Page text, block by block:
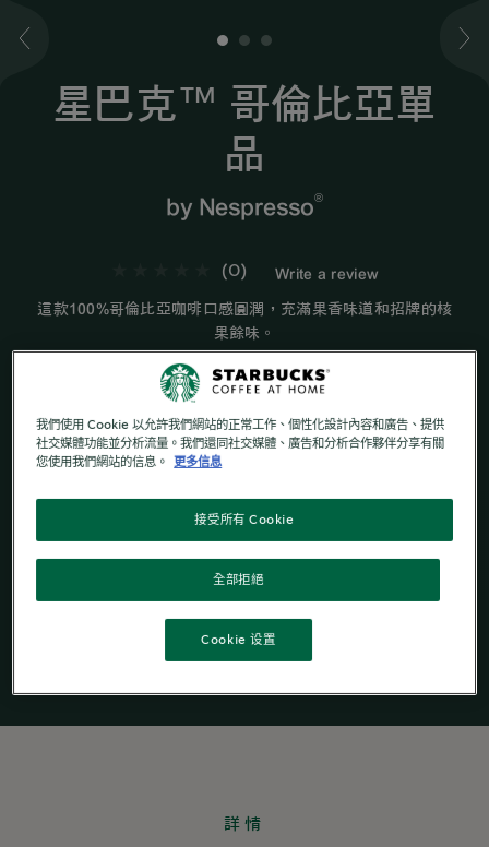
星巴克™ 哥倫比亞單
品
by Nespresso®
(0) Write a review
這款100%哥倫比亞咖啡口感圓潤，充滿果香味道和招牌的核
果餘味。
中度烘焙
平衡並帶有堅果香氣
Starbucks by
®
Starbucks by
NESCAFÉ
1 2
詳情
我們使用 Cookie 以允許我們網站的正常工作、個性化設計內容和廣告、提供
社交媒體功能並分析流量。我們還同社交媒體、廣告和分析合作夥伴分享有關
您使用我們網站的信息。
更多信息
全部拒絕
接受所有 Cookie
Cookie 设置